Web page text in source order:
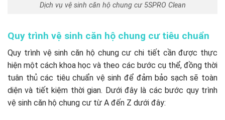
Dịch vụ vệ sinh căn hộ chung cư 5SPRO Clean
Quy trình vệ sinh căn hộ chung cư tiêu chuẩn
Quy trình vệ sinh căn hộ chung cư chi tiết cần được thực
hiện một cách khoa học và theo các bước cụ thể, đồng thời
tuân thủ các tiêu chuẩn vệ sinh để đảm bảo sạch sẽ toàn
diện và tiết kiệm thời gian. Dưới đây là các bước quy trình
vệ sinh căn hộ chung cư từ A đến Z dưới đây: